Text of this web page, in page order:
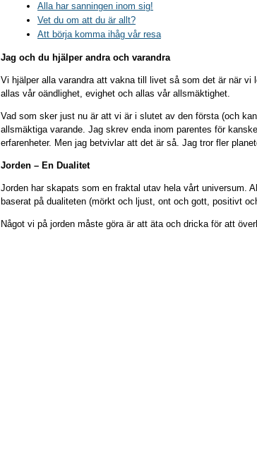
Alla har sanningen inom sig!
Vet du om att du är allt?
Att börja komma ihåg vår resa
Jag och du hjälper andra och varandra
Vi hjälper alla varandra att vakna till livet så som det är när vi
allas vår oändlighet, evighet och allas vår allsmäktighet.
Vad som sker just nu är att vi är i slutet av den första (och
allsmäktiga varande. Jag skrev enda inom parentes för
erfarenheter. Men jag betvivlar att det är så. Jag tror fler
Jorden – En Dualitet
Jorden har skapats som en fraktal utav hela vårt universum.
baserat på dualiteten (mörkt och ljust, ont och gott, positivt
Något vi på jorden måste göra är att äta och dricka för att